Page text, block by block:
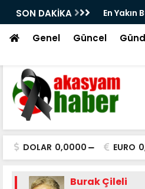
SON DAKİKA
İstenmeli? En Yakın
Genel Güncel
DOLAR 0,0000 EURO
Burak Çileli